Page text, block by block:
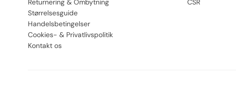
Returnering & Ombytning
Størrelsesguide
Handelsbetingelser
Cookies- & Privatlivspolitik
Kontakt os
CSR